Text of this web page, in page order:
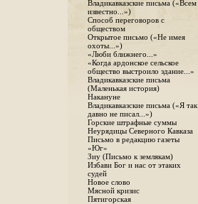
Владикавказские письма («Всем
известно...»)
Способ переговоров с
обществом
Открытое письмо («Не имея
охоты...»)
«Люби ближнего...»
«Когда ардонское сельское
общество выстроило здание...»
Владикавказские письма
(Маленькая история)
Накануне
Владикавказские письма («Я так
давно не писал...»)
Горские штрафные суммы
Неурядицы Северного Кавказа
Письмо в редакцию газеты
«Юг»
Зиу (Письмо к землякам)
Избави Бог и нас от этаких
судей
Новое слово
Мясной кризис
Пятигорская